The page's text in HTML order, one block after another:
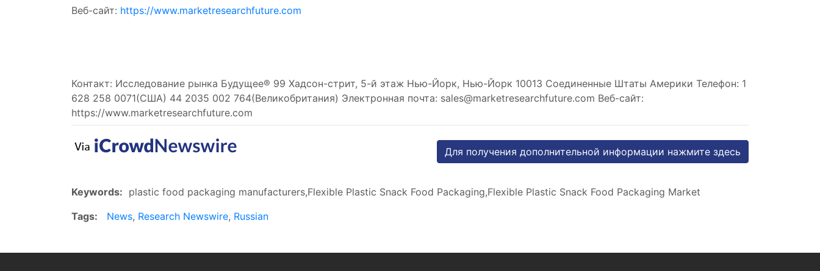
Веб-сайт: https://www.marketresearchfuture.com
Контакт: Исследование рынка Будущее® 99 Хадсон-стрит, 5-й этаж Нью-Йорк, Нью-Йорк 10013 Соединенные Штаты Америки Телефон: 1
628 258 0071(США) 44 2035 002 764(Великобритания) Электронная почта: sales@marketresearchfuture.com Веб-сайт:
https://www.marketresearchfuture.com
Для получения дополнительной информации нажмите здесь
Keywords: plastic food packaging manufacturers,Flexible Plastic Snack Food Packaging,Flexible Plastic Snack Food Packaging Market
Tags:
News, Research Newswire, Russian